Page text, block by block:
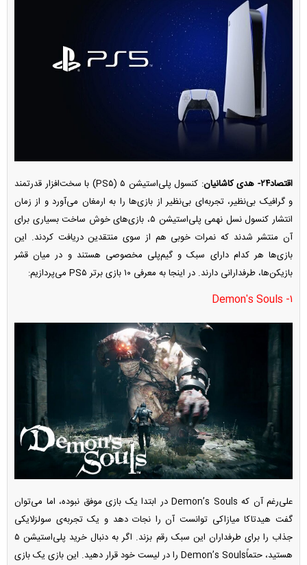
اقتصاد۲۴- هدی کاشانیان
: کنسول پلی‌استیشن ۵ (PS۵) با سخت‌افزار قدرتمند
و گرافیک بی‌نظیر، تجربه‌ای بی‌نظیر از بازی‌ها را به ارمغان می‌آورد و از زمان
انتشار کنسول نسل نهمی پلی‌استیشن ۵، بازی‌های خوش ساخت بسیاری برای
آن منتشر شدند که نمرات خوبی هم از سوی منتقدین دریافت کردند. این
بازی‌ها هر کدام دارای سبک و گیم‌پلی مخصوصی هستند و در میان قشر
بازیکن‌ها، طرفدارانی دارند. در اینجا به معرفی ۱۰ بازی برتر PS۵ می‌پردازیم:
۱- Demon's Souls
علی‌رغم آن که Demon’s Souls در ابتدا یک بازی موفق نبوده، اما می‌توان
گفت هیدتاکا میازاکی توانست آن را نجات دهد و یک تجربه‌ی سولزلایکی
جذاب را برای طرفداران این سبک رقم بزند. اگر به دنبال خرید پلی‌استیشن ۵
هستید، حتماًDemon’s Souls را در لیست خود قرار دهید. این بازی یک بازی